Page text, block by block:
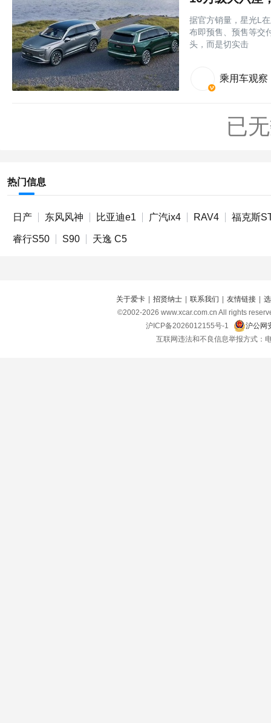
据官方销量，星光L
布即预售、预售等交
头，而是切实击
乘用车观察
已
热门信息
日产 东风风神 比亚迪e1 广汽ix4 RAV4 福克斯
睿行S50 S90 天逸 C5
关于爱卡 招贤纳士 联系我们 友情链接
©2002-2026 www.xcar.com.cn All rights
沪ICP备2026012155号-1
沪公网
互联网违法和不良信息举报方式：